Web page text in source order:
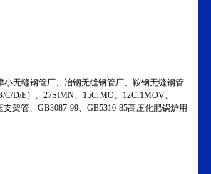
无缝钢管厂、冶钢无缝钢管厂、鞍钢无缝钢管
D/E）、27SIMN、15CrMO、12Cr1MOV、
架管、GB3087-99、GB5310-85高压化肥锅炉用